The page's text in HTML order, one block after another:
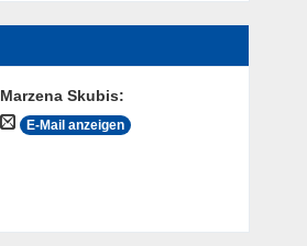
Marzena Skubis:
E-Mail anzeigen